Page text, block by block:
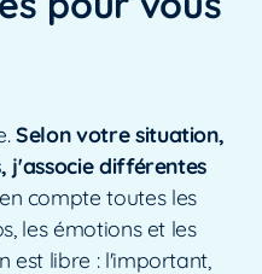
Selon votre situation,
j'associe différentes
compte toutes les
les émotions et les
est libre : l'important,